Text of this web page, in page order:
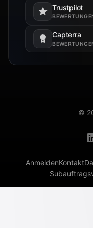
Trustpilot
Öffnet in
Capterra
Öffnet in
©
AnmeldenKontakt